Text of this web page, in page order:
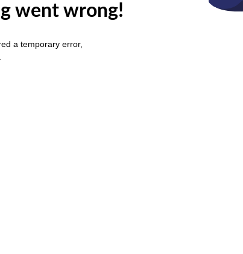
went wrong!
a temporary error,